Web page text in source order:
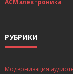
АСМ электроника
РУБРИКИ
Модернизация